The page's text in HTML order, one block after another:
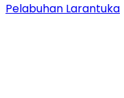
Pelabuhan Larantuka